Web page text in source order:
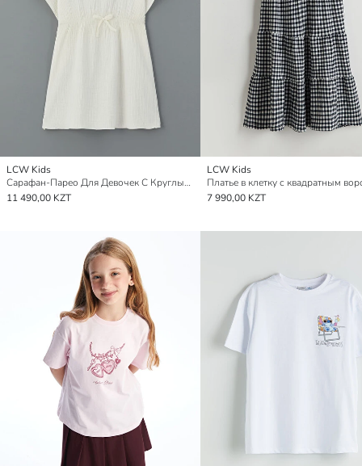
LCW Kids
Сарафан-Парео Для Девочек С Круглым Вырезом
11 490,00 KZT
LCW Kids
7 990,00 KZT